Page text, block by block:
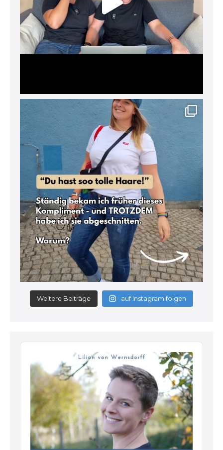
Weitere Beiträge auf Instagram folgen
Audio